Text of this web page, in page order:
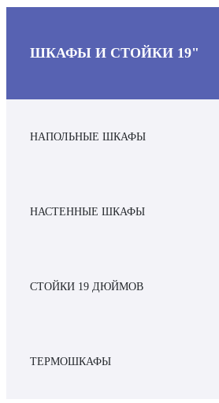
ШКАФЫ И СТОЙКИ 19"
НАПОЛЬНЫЕ ШКАФЫ
НАСТЕННЫЕ ШКАФЫ
СТОЙКИ 19 ДЮЙМОВ
ТЕРМОШКАФЫ